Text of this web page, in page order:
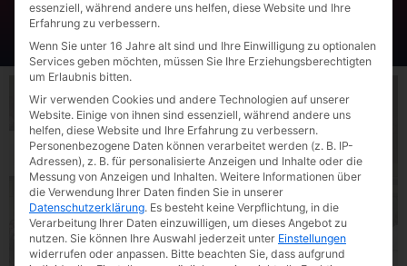
essenziell, während andere uns helfen, diese Website und Ihre
Erfahrung zu verbessern.
Wenn Sie unter 16 Jahre alt sind und Ihre Einwilligung zu optionalen
Services geben möchten, müssen Sie Ihre Erziehungsberechtigten
um Erlaubnis bitten.
Wir verwenden Cookies und andere Technologien auf unserer
Website. Einige von ihnen sind essenziell, während andere uns
helfen, diese Website und Ihre Erfahrung zu verbessern.
Personenbezogene Daten können verarbeitet werden (z. B. IP-
Adressen), z. B. für personalisierte Anzeigen und Inhalte oder die
Messung von Anzeigen und Inhalten. Weitere Informationen über
die Verwendung Ihrer Daten finden Sie in unserer
Datenschutzerklärung. Es besteht keine Verpflichtung, in die
Verarbeitung Ihrer Daten einzuwilligen, um dieses Angebot zu
nutzen. Sie können Ihre Auswahl jederzeit unter Einstellungen
widerrufen oder anpassen. Bitte beachten Sie, dass aufgrund